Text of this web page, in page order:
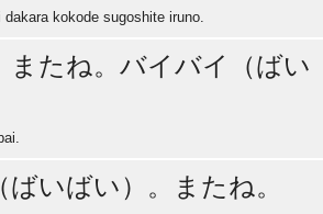
kokode sugoshite iruno.
またね。バイバイ（ばい
いばい）。またね。